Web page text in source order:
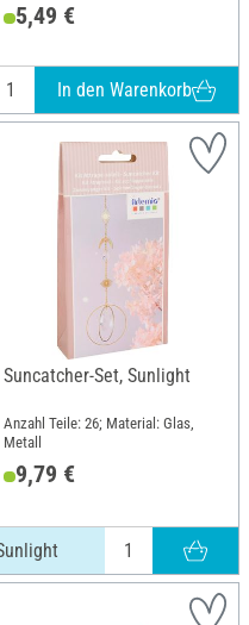
5,49 €
In den Warenkorb
Suncatcher-Set, Sunlight
Anzahl Teile: 26; Material: Glas,
Metall
9,79 €